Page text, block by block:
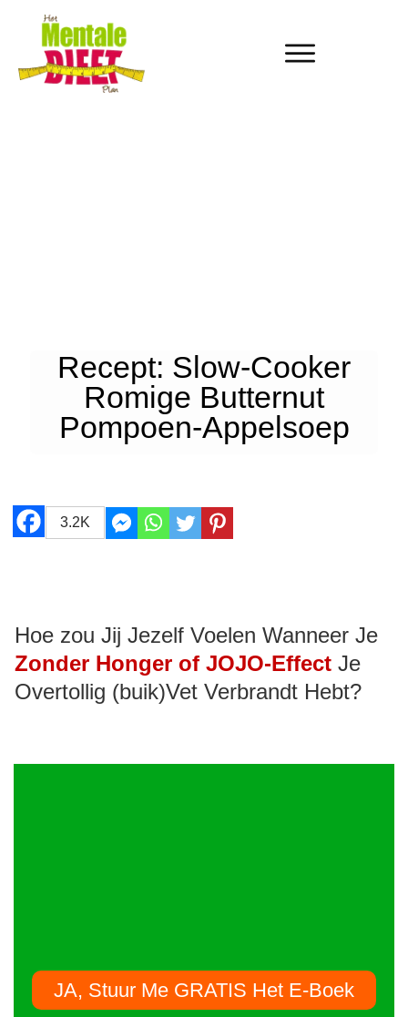
Recept: Slow-Cooker
Romige Butternut
Pompoen-Appelsoep
3.2K
Hoe zou Jij Jezelf Voelen Wanneer Je
Zonder Honger of JOJO-Effect Je
Overtollig (buik)Vet Verbrandt Hebt?
JA, Stuur Me GRATIS Het E-Boek